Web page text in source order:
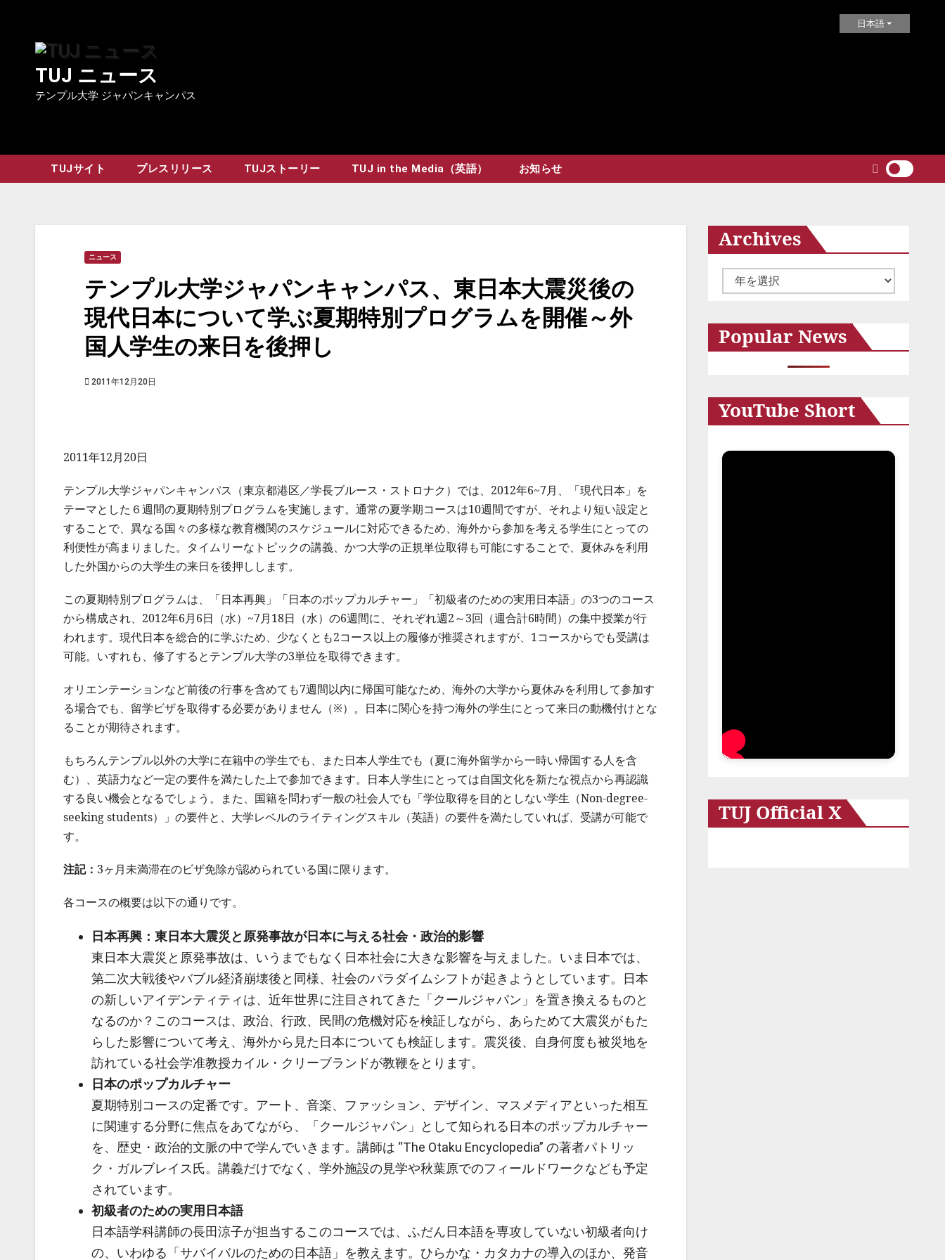
content
TUJ ニュース
テンプル大学 ジャパンキャンパス
日本語
TUJサイト プレスリリース TUJストーリー TUJ in the Media（英語） お知らせ
ニュース
テンプル大学ジャパンキャンパス、東日本大震災後の
現代日本について学ぶ夏期特別プログラムを開催～外
国人学生の来日を後押し
2011年12月20日
2011年12月20日
テンプル大学ジャパンキャンパス（東京都港区／学長ブルース・ストロナク）では、2012年6~7月、「現代日本」を
テーマとした６週間の夏期特別プログラムを実施します。通常の夏学期コースは10週間ですが、それより短い設定と
することで、異なる国々の多様な教育機関のスケジュールに対応できるため、海外から参加を考える学生にとっての
利便性が高まりました。タイムリーなトピックの講義、かつ大学の正規単位取得も可能にすることで、夏休みを利用
した外国からの大学生の来日を後押しします。
この夏期特別プログラムは、「日本再興」「日本のポップカルチャー」「初級者のための実用日本語」の3つのコース
から構成され、2012年6月6日（水）~7月18日（水）の6週間に、それぞれ週2～3回（週合計6時間）の集中授業が行
われます。現代日本を総合的に学ぶため、少なくとも2コース以上の履修が推奨されますが、1コースからでも受講は
可能。いすれも、修了するとテンプル大学の3単位を取得できます。
オリエンテーションなど前後の行事を含めても7週間以内に帰国可能なため、海外の大学から夏休みを利用して参加す
る場合でも、留学ビザを取得する必要がありません（※）。日本に関心を持つ海外の学生にとって来日の動機付けとな
ることが期待されます。
もちろんテンプル以外の大学に在籍中の学生でも、また日本人学生でも（夏に海外留学から一時い帰国する人を含
む）、英語力など一定の要件を満たした上で参加できます。日本人学生にとっては自国文化を新たな視点から再認識
する良い機会となるでしょう。また、国籍を問わず一般の社会人でも「学位取得を目的としない学生（Non-degree-
seeking students）」の要件と、大学レベルのライティングスキル（英語）の要件を満たしていれば、受講が可能で
す。
注記： 3ヶ月未満滞在のビザ免除が認められている国に限ります。
各コースの概要は以下の通りです。
日本再興：東日本大震災と原発事故が日本に与える社会・政治的影響
東日本大震災と原発事故は、いうまでもなく日本社会に大きな影響を与えました。いま日本では、
第二次大戦後やバブル経済崩壊後と同様、社会のパラダイムシフトが起きようとしています。日本
の新しいアイデンティティは、近年世界に注目されてきた「クールジャパン」を置き換えるものと
なるのか？このコースは、政治、行政、民間の危機対応を検証しながら、あらためて大震災がもた
らした影響について考え、海外から見た日本についても検証します。震災後、自身何度も被災地を
訪れている社会学准教授カイル・クリーブランドが教鞭をとります。
日本のポップカルチャー
夏期特別コースの定番です。アート、音楽、ファッション、デザイン、マスメディアといった相互
に関連する分野に焦点をあてながら、「クールジャパン」として知られる日本のポップカルチャー
を、歴史・政治的文脈の中で学んでいきます。講師は “The Otaku Encyclopedia” の著者パトリッ
ク・ガルブレイス氏。講義だけでなく、学外施設の見学や秋葉原でのフィールドワークなども予定
されています。
初級者のための実用日本語
日本語学科講師の長田涼子が担当するこのコースでは、ふだん日本語を専攻していない初級者向け
の、いわゆる「サバイバルのための日本語」を教えます。ひらかな・カタカナの導入のほか、発音
Archives
ー
イ
ブ
Popular News
YouTube Short
TUJ Official X